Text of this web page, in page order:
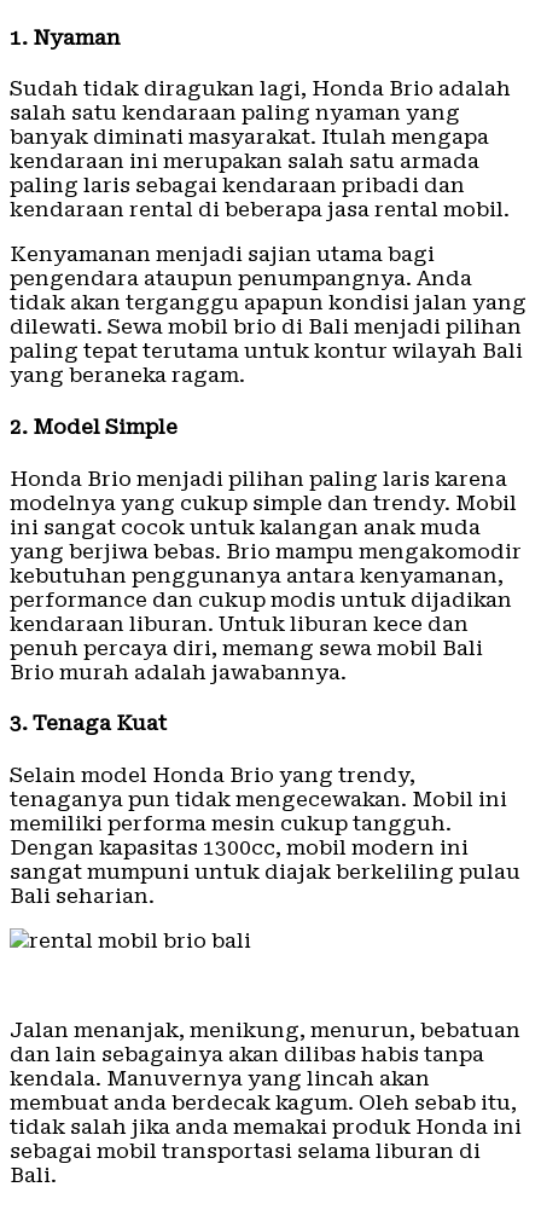
1. Nyaman
Sudah tidak diragukan lagi, Honda Brio adalah
salah satu kendaraan paling nyaman yang
banyak diminati masyarakat. Itulah mengapa
kendaraan ini merupakan salah satu armada
paling laris sebagai kendaraan pribadi dan
kendaraan rental di beberapa jasa rental mobil.
Kenyamanan menjadi sajian utama bagi
pengendara ataupun penumpangnya. Anda
tidak akan terganggu apapun kondisi jalan yang
dilewati. Sewa mobil brio di Bali menjadi pilihan
paling tepat terutama untuk kontur wilayah Bali
yang beraneka ragam.
2. Model Simple
Honda Brio menjadi pilihan paling laris karena
modelnya yang cukup simple dan trendy. Mobil
ini sangat cocok untuk kalangan anak muda
yang berjiwa bebas. Brio mampu mengakomodir
kebutuhan penggunanya antara kenyamanan,
performance dan cukup modis untuk dijadikan
kendaraan liburan. Untuk liburan kece dan
penuh percaya diri, memang sewa mobil Bali
Brio murah adalah jawabannya.
3. Tenaga Kuat
Selain model Honda Brio yang trendy,
tenaganya pun tidak mengecewakan. Mobil ini
memiliki performa mesin cukup tangguh.
Dengan kapasitas 1300cc, mobil modern ini
sangat mumpuni untuk diajak berkeliling pulau
Bali seharian.
Jalan menanjak, menikung, menurun, bebatuan
dan lain sebagainya akan dilibas habis tanpa
kendala. Manuvernya yang lincah akan
membuat anda berdecak kagum. Oleh sebab itu,
tidak salah jika anda memakai produk Honda ini
sebagai mobil transportasi selama liburan di
Bali.